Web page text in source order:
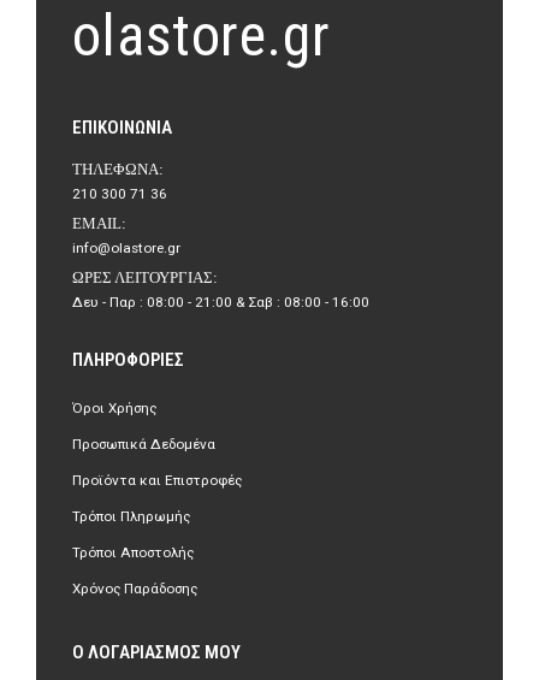
olastore.gr
ΕΠΙΚΟΙΝΩΝΊΑ
ΤΗΛΈΦΩΝΑ:
210 300 71 36
EMAIL:
info@olastore.gr
ΏΡΕΣ ΛΕΙΤΟΥΡΓΊΑΣ:
Δευ - Παρ : 08:00 - 21:00 & Σαβ : 08:00 - 16:00
ΠΛΗΡΟΦΟΡΊΕΣ
Όροι Χρήσης
Προσωπικά Δεδομένα
Προϊόντα και Επιστροφές
Τρόποι Πληρωμής
Τρόποι Αποστολής
Χρόνος Παράδοσης
Ο ΛΟΓΑΡΙΑΣΜΌΣ ΜΟΥ